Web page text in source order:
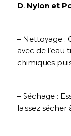
D. Nylon et
– Nettoyage :
avec de l’eau
chimiques
– Séchage :
laissez sécher